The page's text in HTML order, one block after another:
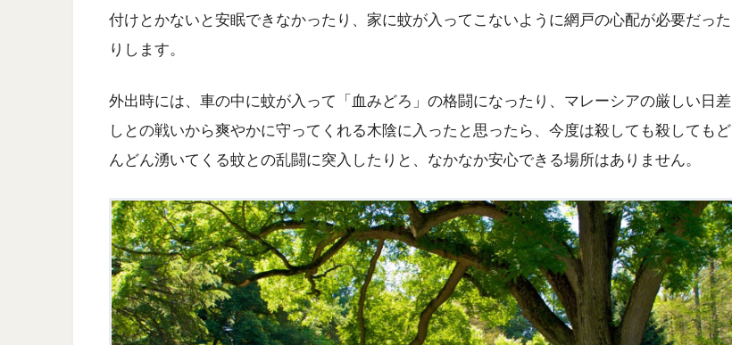
付けとかないと安眠できなかったり、家に蚊が入ってこないように網戸の心配が必要だった
りします。
外出時には、車の中に蚊が入って「血みどろ」の格闘になったり、マレーシアの厳しい日差
しとの戦いから爽やかに守ってくれる木陰に入ったと思ったら、今度は殺しても殺してもど
んどん湧いてくる蚊との乱闘に突入したりと、なかなか安心できる場所はありません。